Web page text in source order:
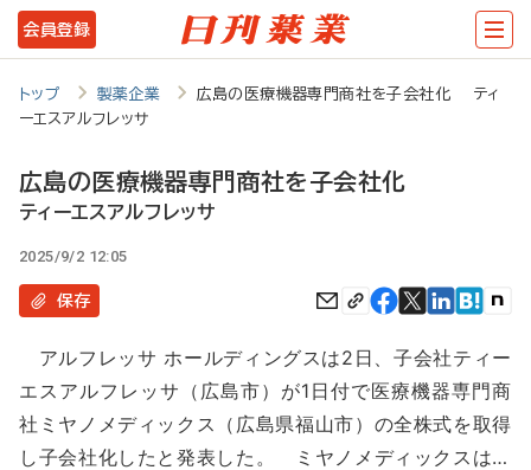
メ
イ
テ
ツ
に
動
会員登録
トップ 製薬企業
広島の医療機器専門商社を子会社化 ティ
ーエスアルフレッサ
広島の医療機器専門商社を子会社化
ティーエスアルフレッサ
2025/9/2 12:05
保存
アルフレッサ ホールディングスは2日、子会社ティー
エスアルフレッサ（広島市）が1日付で医療機器専門商
社ミヤノメディックス（広島県福山市）の全株式を取得
し子会社化したと発表した。 ミヤノメディックスは…